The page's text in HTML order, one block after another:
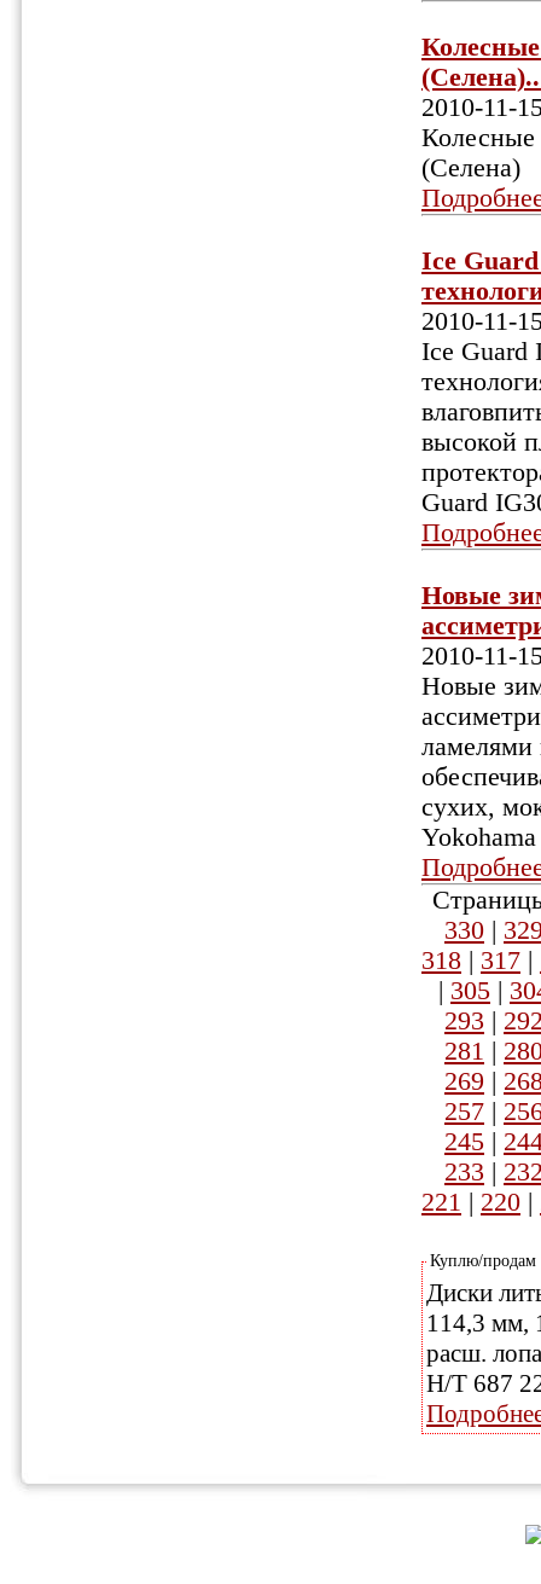
2010-11-
Колесные
(Селена)
Ice
2010-11-
Ice Guard
высокой
Guard
Новые
2010-11-
Новые
ламелями
сухих,
330 |
318 | 317 |
| 305 |
293 |
281 |
269 |
257 |
245 |
233 |
221 | 220 |
Куплю/
Диски
114,3 мм,
расш.
Н/Т 687